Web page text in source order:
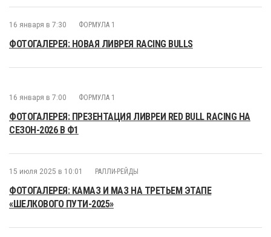
16 января в 7:30 ФОРМУЛА 1
ФОТОГАЛЕРЕЯ: НОВАЯ ЛИВРЕЯ RACING BULLS
16 января в 7:00 ФОРМУЛА 1
ФОТОГАЛЕРЕЯ: ПРЕЗЕНТАЦИЯ ЛИВРЕИ RED BULL RACING НА
СЕЗОН-2026 В Ф1
15 июля 2025 в 10:01 РАЛЛИ-РЕЙДЫ
ФОТОГАЛЕРЕЯ: КАМАЗ И МАЗ НА ТРЕТЬЕМ ЭТАПЕ
«ШЕЛКОВОГО ПУТИ-2025»